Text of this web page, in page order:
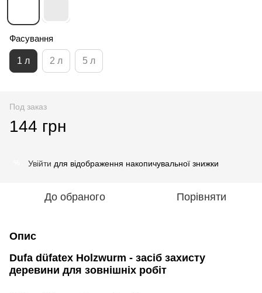
Фасування
1 л 2 л 5 л
Под заказ
144 грн
Увійти для відображення накопичувальної знижки
До обраного Порівняти
Опис
Dufa düfatex Holzwurm - засіб захисту
деревини для зовнішніх робіт